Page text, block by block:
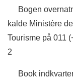
Bogen
kalde Ministère
Tourisme på 011
2
Book